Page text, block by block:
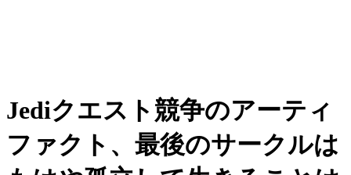
Jediクエスト競争のアーティ
ファクト、最後のサークルは